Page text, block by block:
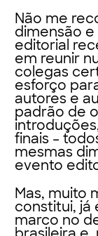
Não me
dimensão
editorial
em reunir
colegas
esforço
autores e
padrão de
finais –
mesmas
evento
Mas, muito
constitui, já
marco no